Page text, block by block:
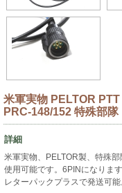
米軍実物 PELTOR
PRC-148/152 特殊部隊
詳細
米軍実物、PELTOR製、特殊
使用可能です。6PINになります
レターパックプラスで発送可能